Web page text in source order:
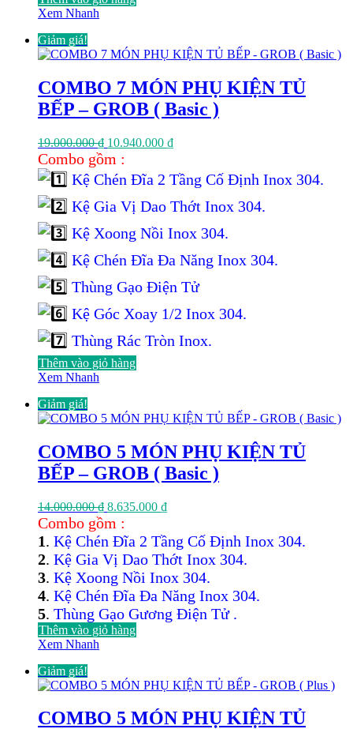
Xem Nhanh
Giảm giá!
COMBO 7 MÓN PHỤ KIỆN TỦ
BẾP – GROB ( Basic )
19.000.000₫ Giá
gốc
19.000.000 ₫.
10.940.000 ₫Giá
tại
là:
10.940.000 ₫.
Combo gồm :
Kệ Chén Đĩa 2 Tầng Cố Định Inox 304.
Kệ Gia Vị Dao Thớt Inox 304.
Kệ Xoong Nồi Inox 304.
Kệ Chén Đĩa Đa Năng Inox 304.
Thùng Gạo Điện Tử
Kệ Góc Xoay 1/2 Inox 304.
Thùng Rác Tròn Inox.
Thêm vào giỏ hàng
Xem Nhanh
Giảm giá!
COMBO 5 MÓN PHỤ KIỆN TỦ
BẾP – GROB ( Basic )
14.000.000₫ Giá
gốc
là:
14.000.000 ₫.
8.635.000 ₫Giá
tại
là:
8.635.000 ₫.
Combo gồm :
1. Kệ Chén Đĩa 2 Tầng Cố Định Inox 304.
2. Kệ Gia Vị Dao Thớt Inox 304.
3. Kệ Xoong Nồi Inox 304.
4. Kệ Chén Đĩa Đa Năng Inox 304.
5. Thùng Gạo Gương Điện Tử .
Thêm vào giỏ hàng
Xem Nhanh
Giảm giá!
COMBO 5 MÓN PHỤ KIỆN TỦ